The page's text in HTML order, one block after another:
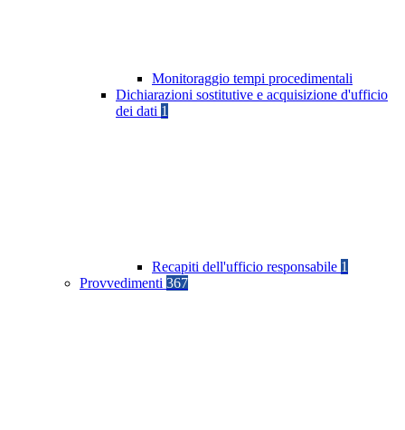
Monitoraggio tempi procedimentali
Dichiarazioni sostitutive e acquisizione d'ufficio
dei dati 1
Recapiti dell'ufficio responsabile 1
Provvedimenti 367